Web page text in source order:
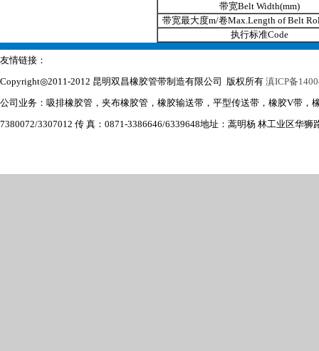
带宽Belt Width(mm)
带宽最大度m/卷Max.Length of Belt
执行标准Code
友情链接：
Copyright◎2011-2012 昆明双昌橡胶管带制造有限公司 版权所有 滇ICP备
公司业务：吸排橡胶管，夹布橡胶管，橡胶输送带，平型传送带，橡胶V带，
7380072/3307012 传 真：0871-3386646/6339648地址：蒿明杨 林工业区华狮